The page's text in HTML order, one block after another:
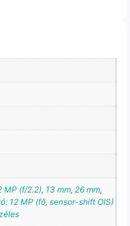
MP (f/2.2), 13 mm, 26 mm,
12 MP (fő, sensor-shift OIS)